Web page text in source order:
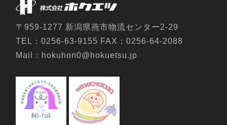
〒959-1277 新潟県燕市物流センター2-29
TEL：0256-63-9155 FAX：0256-64-2088
Mail：hokuhon0@hokuetsu.jp